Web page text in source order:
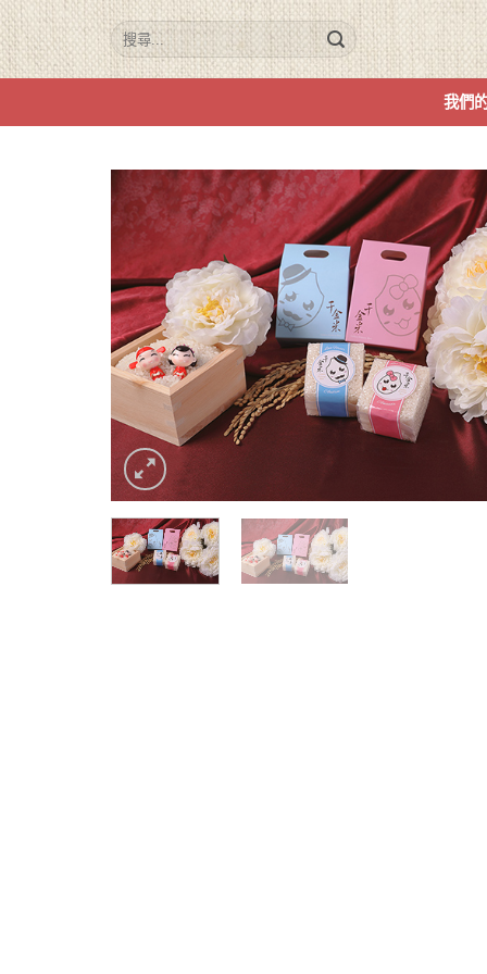
Skip
to
content
我們